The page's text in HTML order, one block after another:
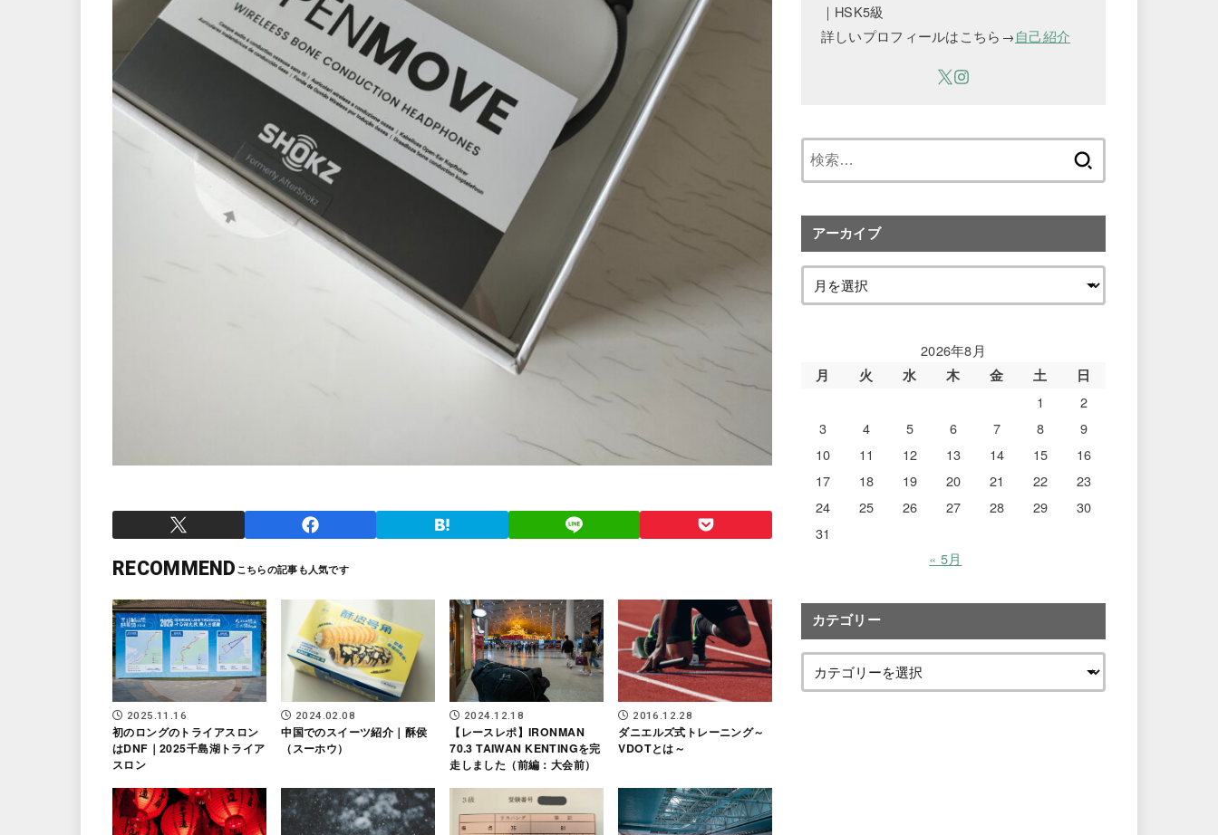
RECOMMEND
2025.11.16
初のロングのトライアスロン
はDNF｜2025千島湖トライア
スロン
2024.02.08
中国でのスイーツ紹介｜酥侯
（スーホウ）
2024.12.18
【レースレポ】IRONMAN
70.3 TAIWAN KENTINGを完
走しました（前編：大会前）
2016.12.28
ダニエルズ式トレーニング～
VDOTとは～
｜HSK5級
詳しいプロフィールはこちら→自己紹介
アーカイブ
2026年8月
月 火 水 木 金 土 日
1
2
3
4 5 6 7 8
9
10
11 12 13 14 15
16
17
18 19 20 21 22
23
24
25 26 27 28 29
30
31
« 5月
カテゴリー